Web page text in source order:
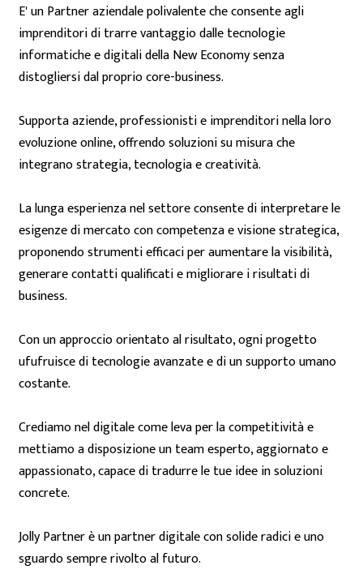
E' un Partner aziendale polivalente che consente agli
imprenditori di trarre vantaggio dalle tecnologie
informatiche e digitali della New Economy senza
distogliersi dal proprio core-business.
Supporta aziende, professionisti e imprenditori nella loro
evoluzione online, offrendo soluzioni su misura che
integrano strategia, tecnologia e creatività.
La lunga esperienza nel settore consente di interpretare le
esigenze di mercato con competenza e visione strategica,
proponendo strumenti efficaci per aumentare la visibilità,
generare contatti qualificati e migliorare i risultati di
business.
Con un approccio orientato al risultato, ogni progetto
ufufruisce di tecnologie avanzate e di un supporto umano
costante.
Crediamo nel digitale come leva per la competitività e
mettiamo a disposizione un team esperto, aggiornato e
appassionato, capace di tradurre le tue idee in soluzioni
concrete.
Jolly Partner è un partner digitale con solide radici e uno
sguardo sempre rivolto al futuro.